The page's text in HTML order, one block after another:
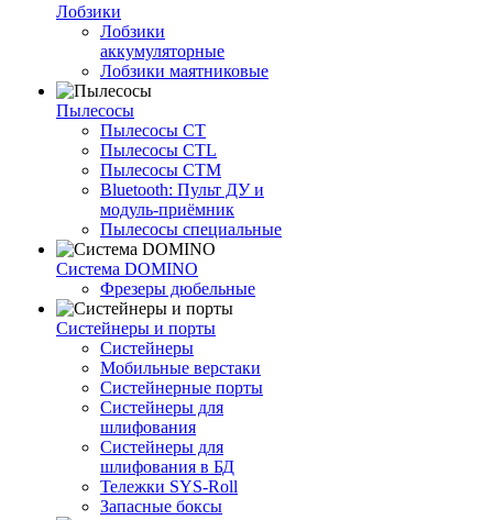
Лобзики
Лобзики
аккумуляторные
Лобзики маятниковые
Пылесосы
Пылесосы CT
Пылесосы CTL
Пылесосы CTM
Bluetooth: Пульт ДУ и
модуль-приёмник
Пылесосы специальные
Система DOMINO
Фрезеры дюбельные
Систейнеры и порты
Систейнеры
Мобильные верстаки
Систейнерные порты
Систейнеры для
шлифования
Систейнеры для
шлифования в БД
Тележки SYS-Roll
Запасные боксы